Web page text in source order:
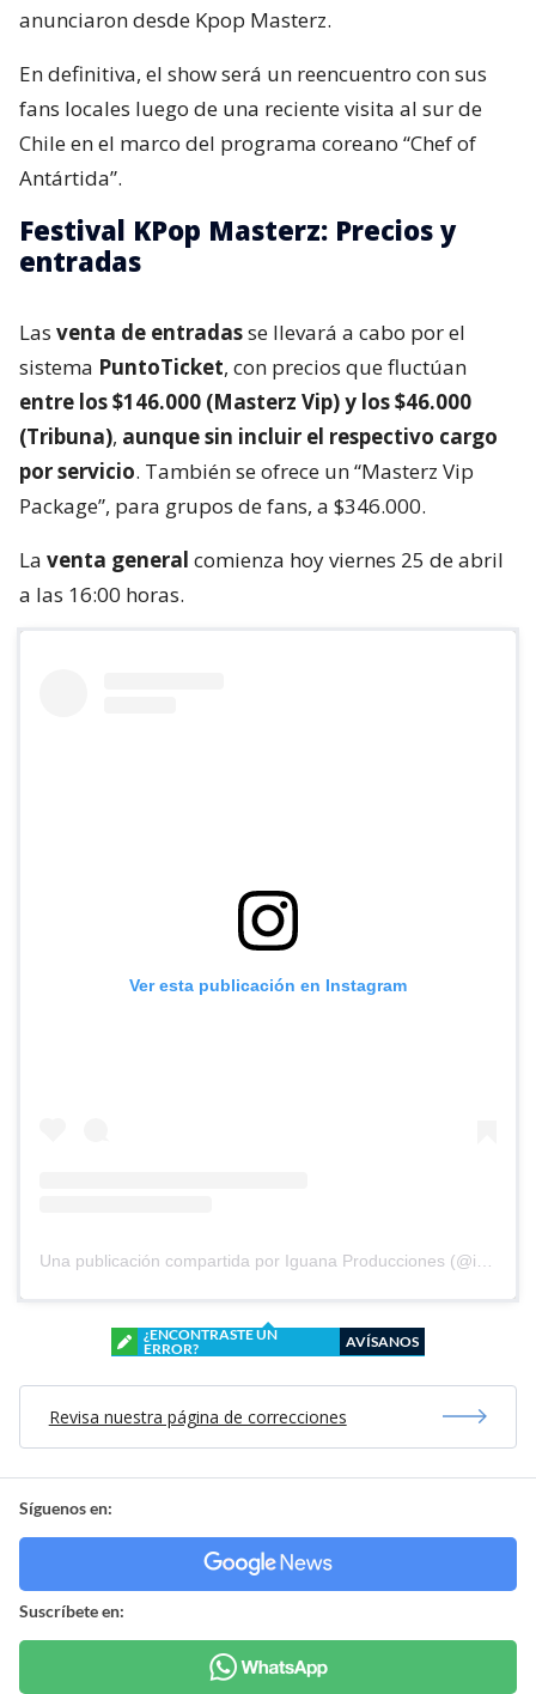
anunciaron desde Kpop Masterz.
En definitiva, el show será un reencuentro con sus
fans locales luego de una reciente visita al sur de
Chile en el marco del programa coreano “Chef of
Antártida”.
Festival KPop Masterz: Precios y
entradas
Las venta de entradasse llevará a cabo por el
sistema PuntoTicket, con precios que fluctúan
entre los $146.000 (Masterz Vip) y los $46.000
(Tribuna), aunque sin incluir el respectivo cargo
por servicio. También se ofrece un “Masterz Vip
Package”, para grupos de fans, a $346.000.
La venta general comienza hoy viernes 25 de abril
a las 16:00 horas.
Ver esta publicación en Instagram
¿ENCONTRASTE UN
ERROR?
AVÍSANOS
Revisa nuestra página de correcciones
Síguenos en:
Suscríbete en: